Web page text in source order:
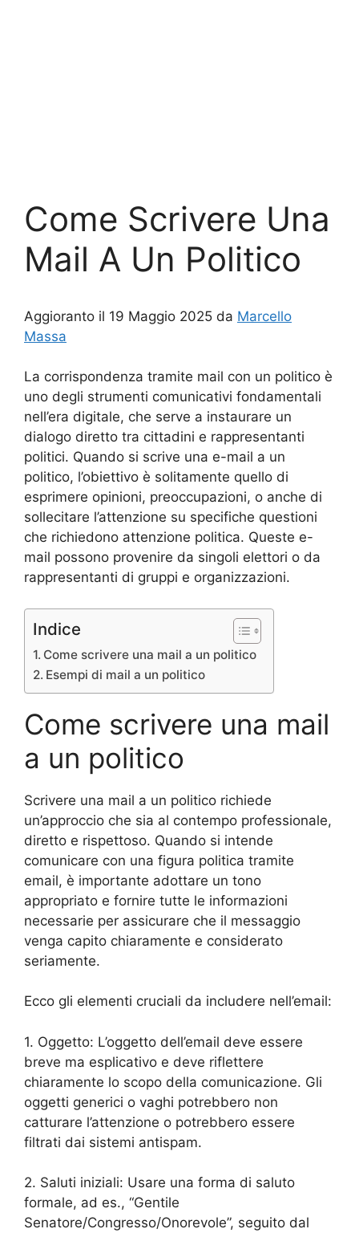
Come Scrivere Una
Mail A Un Politico
Aggioranto il 19 Maggio 2025 da Marcello
Massa
La corrispondenza tramite mail con un politico è
uno degli strumenti comunicativi fondamentali
nell’era digitale, che serve a instaurare un
dialogo diretto tra cittadini e rappresentanti
politici. Quando si scrive una e-mail a un
politico, l’obiettivo è solitamente quello di
esprimere opinioni, preoccupazioni, o anche di
sollecitare l’attenzione su specifiche questioni
che richiedono attenzione politica. Queste e-
mail possono provenire da singoli elettori o da
rappresentanti di gruppi e organizzazioni.
Indice
Come scrivere una mail a un politico
Esempi di mail a un politico
Come scrivere una mail
a un politico
Scrivere una mail a un politico richiede
un’approccio che sia al contempo professionale,
diretto e rispettoso. Quando si intende
comunicare con una figura politica tramite
email, è importante adottare un tono
appropriato e fornire tutte le informazioni
necessarie per assicurare che il messaggio
venga capito chiaramente e considerato
seriamente.
Ecco gli elementi cruciali da includere nell’email:
1. Oggetto: L’oggetto dell’email deve essere
breve ma esplicativo e deve riflettere
chiaramente lo scopo della comunicazione. Gli
oggetti generici o vaghi potrebbero non
catturare l’attenzione o potrebbero essere
filtrati dai sistemi antispam.
2. Saluti iniziali: Usare una forma di saluto
formale, ad es., “Gentile
Senatore/Congresso/Onorevole”, seguito dal